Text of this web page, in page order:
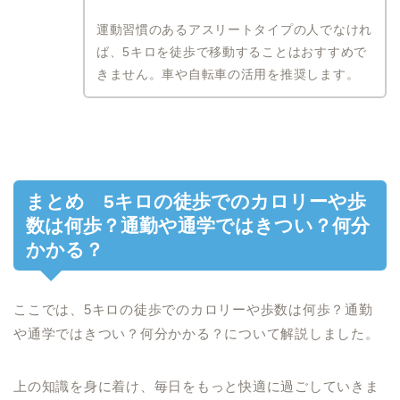
運動習慣のあるアスリートタイプの人でなけれ
ば、5キロを徒歩で移動することはおすすめで
きません。車や自転車の活用を推奨します。
まとめ 5キロの徒歩でのカロリーや歩
数は何歩？通勤や通学ではきつい？何分
かかる？
ここでは、5キロの徒歩でのカロリーや歩数は何歩？通勤
や通学ではきつい？何分かかる？について解説しました。
上の知識を身に着け、毎日をもっと快適に過ごしていきま